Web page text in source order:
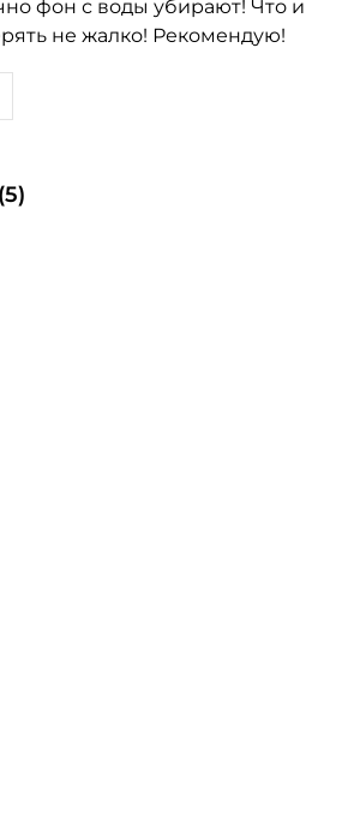
фон с воды убирают! Что и
не жалко! Рекомендую!